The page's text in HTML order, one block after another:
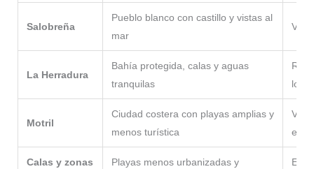
Salobreña
Pueblo blanco con castillo y vistas al
mar
La Herradura
Bahía protegida, calas y aguas
tranquilas
local
Motril
Ciudad costera con playas amplias y
menos turística
Calas y zonas
Playas menos urbanizadas y